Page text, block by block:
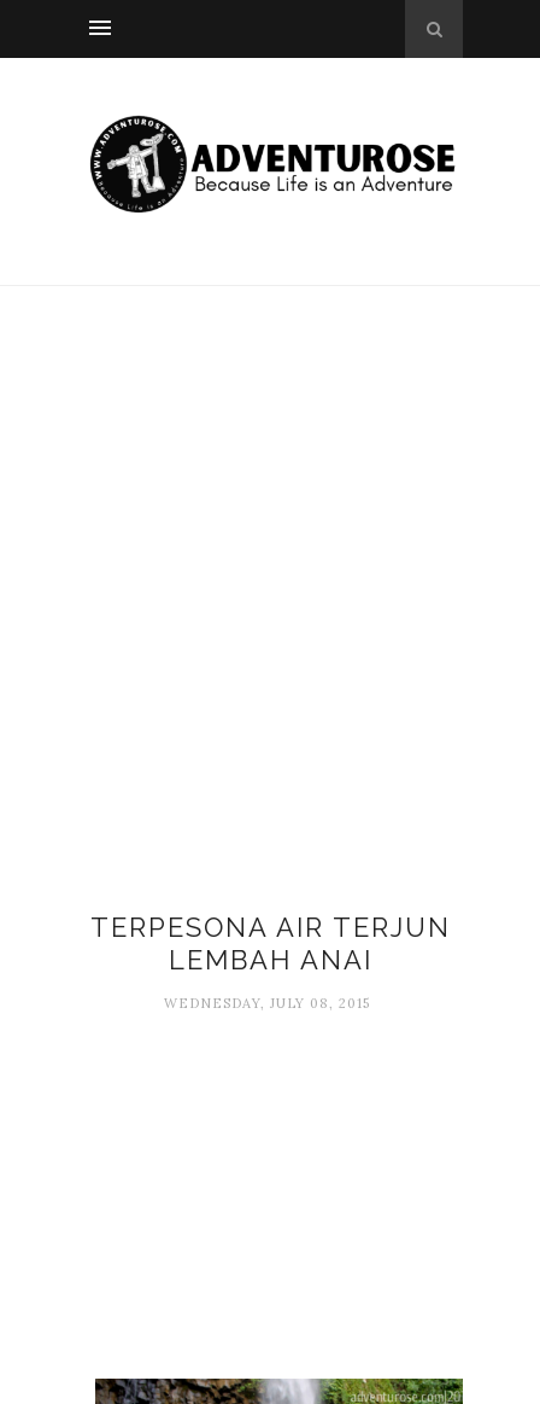
TERPESONA AIR TERJUN
LEMBAH ANAI
WEDNESDAY, JULY 08, 2015